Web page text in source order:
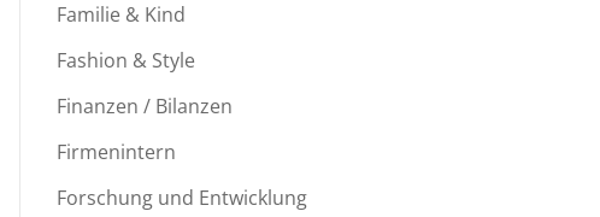
Familie & Kind
Fashion & Style
Finanzen / Bilanzen
Firmenintern
Forschung und Entwicklung